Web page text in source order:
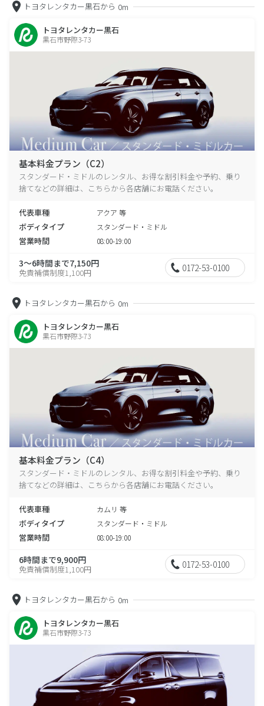
トヨタレンタカー黒石から 0m
トヨタレンタカー黒石
黒石市野際3-73
基本料金プラン（C2）
スタンダード・ミドルのレンタル、お得な割引料金や予約、乗り
捨てなどの詳細は、こちらから各店舗にお電話ください。
代表車種 アクア 等
ボディタイプ スタンダード・ミドル
営業時間 08:00-19:00
3～6時間まで7,150円
免責補償制度1,100円 0172-53-0100
トヨタレンタカー黒石から 0m
トヨタレンタカー黒石
黒石市野際3-73
基本料金プラン（C4）
スタンダード・ミドルのレンタル、お得な割引料金や予約、乗り
捨てなどの詳細は、こちらから各店舗にお電話ください。
代表車種 カムリ 等
ボディタイプ スタンダード・ミドル
営業時間 08:00-19:00
6時間まで9,900円
免責補償制度1,100円 0172-53-0100
トヨタレンタカー黒石から 0m
トヨタレンタカー黒石
黒石市野際3-73